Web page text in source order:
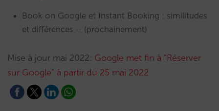
Book on Google et Instant Booking : similitudes
et différences – (prochainement)
Mise à jour mai 2022: Google met fin à “Réserver
sur Google” à partir du 25 mai 2022